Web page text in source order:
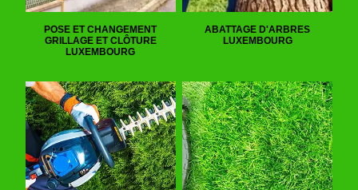
POSE ET CHANGEMENT
GRILLAGE ET CLÔTURE
LUXEMBOURG
ABATTAGE D'ARBRES
LUXEMBOURG